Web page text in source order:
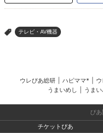
> テレビ・AV機器
ウレぴあ総研 ハピママ*
うまいめし
うま
ぴ
チケットぴあ